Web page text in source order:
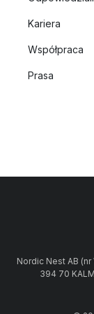
Kariera
Współpraca
Prasa
Nordic Nest AB
394 70